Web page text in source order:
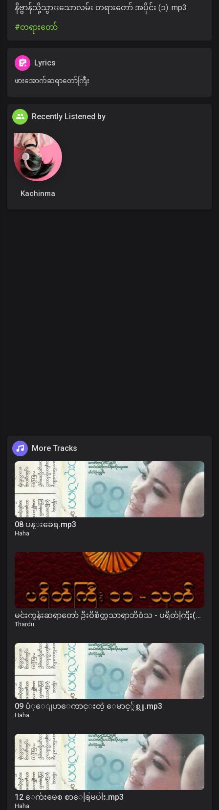
နိဗ္ဗာန်သို့သွားးသောလမ်း တရားတော် အပိုင်း (၁) .mp3
#တရားတော်
Lyrics
ဖားအောက်ဆရာတော်ကြီး
Recently Listened by
Kachinma
More Tracks
08 ပန္းခေရ.mp3
Haha
မင်းကွန်းဆရာတော် ဦးဝိစိတ္တသာရာဘိဝံသ - ပရိတ်ကြီး(၁၁)သုတ်၊ ကမ္မဝါ
Thardu
09 ပံုေျပာေကာင္းတဲ့ ေမာင့္ခ်စ္သူ.mp3
Haha
12 ေက်းမေစ စာေခြမပါး.mp3
Haha